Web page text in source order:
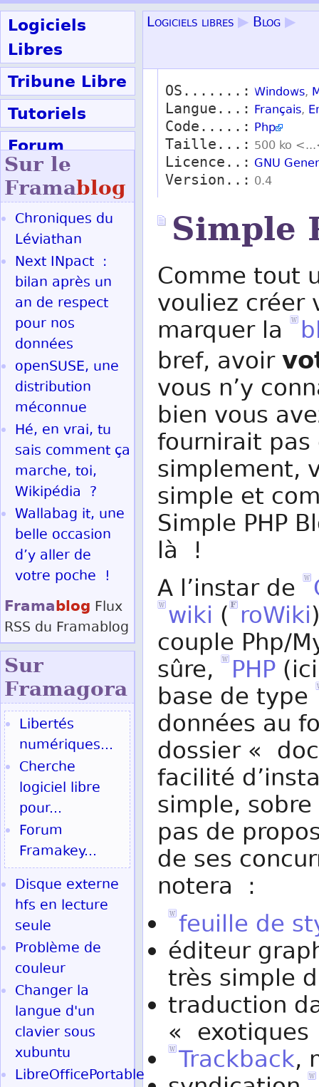
Logiciels
Libres
Tribune Libre
Tutoriels
Forum
Participer
Logiciels libres ▶ Blog ▶
OS.......: Windows,
Langue...: Français,
Code.....: Php
Taille...: 500 ko
Licence..: GNU
Version..: 0.4
Simple
Comme tout
vouliez
marquer la
bref, avoir
vous n’y
bien vous
fournirait
simplement,
simple et
Simple PHP
là !
A l’instar de
wiki ( roWiki
couple Php/
sûre, PHP
base de type
données au
dossier «
facilité
simple,
pas de
de ses
notera :
feuille de
éditeur
très simple
traduction
«
Trackback,
Sur le
Framablog
Chroniques du
Léviathan
Next INpact :
bilan après un
an de respect
pour nos
données
openSUSE, une
distribution
méconnue
Hé, en vrai, tu
sais comment ça
marche, toi,
Wikipédia ?
Wallabag it, une
belle occasion
d’y aller de
votre poche !
Framablog Flux
RSS du Framablog
Sur
Framagora
Libertés
numériques...
Cherche
logiciel libre
pour...
Forum
Framakey...
Disque externe
hfs en lecture
seule
Problème de
couleur
Changer la
langue d'un
clavier sous
xubuntu
LibreOfficePortable